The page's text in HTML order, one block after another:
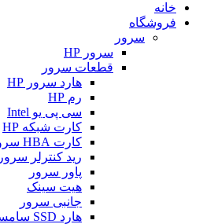
خانه
فروشگاه
سرور
سرور HP
قطعات سرور
هارد سرور HP
رم HP
سی پی یو Intel
کارت شبکه HP
کارت HBA سرور HP
رید کنترلر سرور HP
پاور سرور
هیت سینک
جانبی سرور
هارد SSD سامسونگ